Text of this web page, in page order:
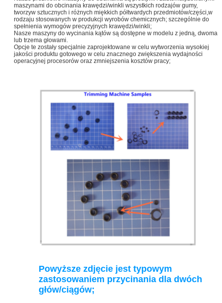
maszynami do obcinania krawędzi/winkli wszystkich rodzajów gumy,
tworzyw sztucznych i różnych miękkich półtwardych przedmiotów/części,w
rodzaju stosowanych w produkcji wyrobów chemicznych; szczególnie do
spełnienia wymogów precyzyjnych krawędzi/winkli;
Nasze maszyny do wycinania kątów są dostępne w modelu z jedną, dwoma
lub trzema głowami.
Opcje te zostały specjalnie zaprojektowane w celu wytworzenia wysokiej
jakości produktu gotowego w celu znacznego zwiększenia wydajności
operacyjnej procesorów oraz zmniejszenia kosztów pracy;
Powyższe zdjęcie jest typowym
zastosowaniem przycinania dla dwóch
głów/ciągów;